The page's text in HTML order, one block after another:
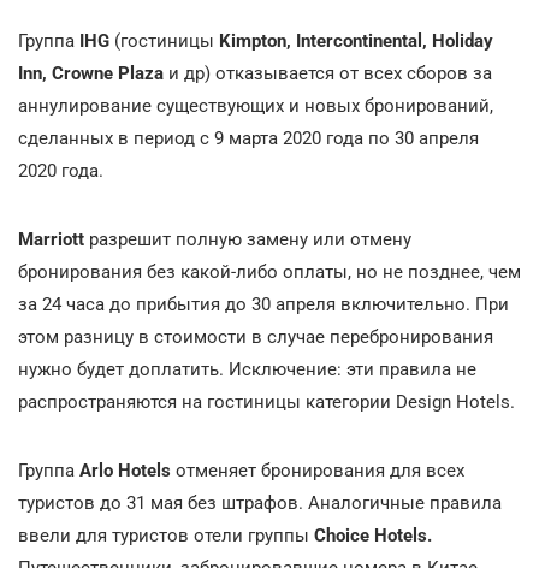
Группа IHG (гостиницы Kimpton, Intercontinental, Holiday
Inn, Crowne Plaza и др) отказывается от всех сборов за
аннулирование существующих и новых бронирований,
сделанных в период с 9 марта 2020 года по 30 апреля
2020 года.
Marriott разрешит полную замену или отмену
бронирования без какой-либо оплаты, но не позднее, чем
за 24 часа до прибытия до 30 апреля включительно. При
этом разницу в стоимости в случае перебронирования
нужно будет доплатить. Исключение: эти правила не
распространяются на гостиницы категории Design Hotels.
Группа Arlo Hotels отменяет бронирования для всех
туристов до 31 мая без штрафов. Аналогичные правила
ввели для туристов отели группы Choice Hotels.